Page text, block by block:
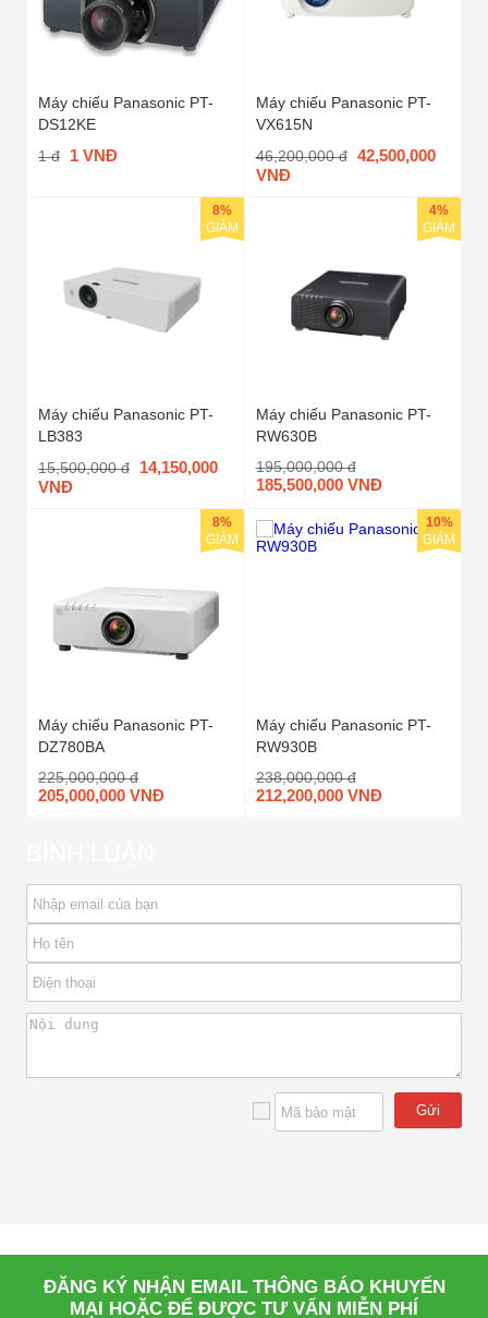
Máy chiếu Panasonic PT-
DS12KE
1 đ
1 VNĐ
Máy chiếu Panasonic PT-
VX615N
46,200,000 đ 42,500,000
VNĐ
Máy chiếu Panasonic PT-
LB383
15,500,000 đ
14,150,000
VNĐ
8%
GIẢM
Máy chiếu Panasonic PT-
RW630B
195,000,000 đ
185,500,000 VNĐ
4%
GIẢM
Máy chiếu Panasonic PT-
DZ780BA
225,000,000 đ
205,000,000 VNĐ
8%
GIẢM
Máy chiếu Panasonic PT-
RW930B
238,000,000 đ
212,200,000 VNĐ
10%
GIẢM
Gửi
ĐĂNG KÝ NHẬN EMAIL THÔNG BÁO KHUYẾN
MẠI HOẶC ĐỂ ĐƯỢC TƯ VẤN MIỄN PHÍ